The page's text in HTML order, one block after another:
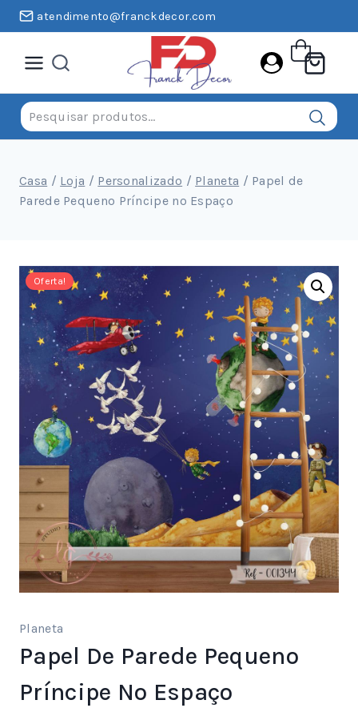
Pular
para
conteúdo
atendimento@franckdecor.com
Pesquisar
por:
Casa / Loja / Personalizado / Planeta / Papel de
Parede Pequeno Príncipe no Espaço
Oferta!
Planeta
Papel De Parede Pequeno
Príncipe No Espaço